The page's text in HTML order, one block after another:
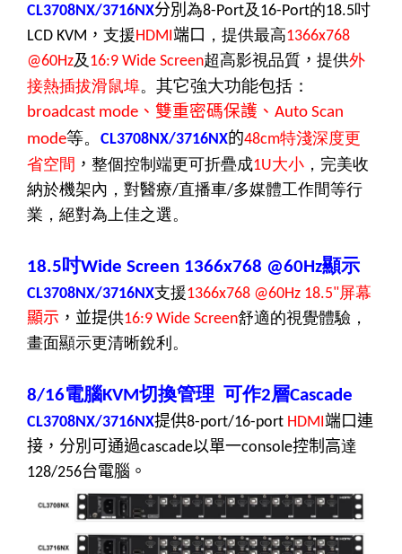
CL3708NX/3716NX分別 為8-Port及 16-Port的18.5吋
LCD KVM ， 支援HDMI端口 ，提供最高1366x768
@60Hz及 16:9 Wide Screen超高影視品質 ， 提供外
接熱插拔滑鼠埠。 其它強大功能包括：
broadcast mode 、雙重密碼保護、 Auto Scan
mode等。 CL3708NX/3716NX的48cm特淺深度更
省空間 ， 整個控制端更可折疊成1U大小 ，完美收
納於機架內，對醫療/直播車/多媒體工作間等行
業，絕對為上佳之選。
18.5吋Wide Screen 1366x768 @60Hz顯示
CL3708NX/3716NX支援1366x768 @60Hz 18.5"屏幕
顯示 ，並提供16:9 Wide Screen舒適的視覺體驗，
畫面顯示更清晰銳利。
8/16電腦KVM切換管理 可作2層Cascade
CL3708NX/3716NX提供8-port/16-port HDMI端口連
接，分別可通過cascade以單一console控制高達
128/256台電腦。